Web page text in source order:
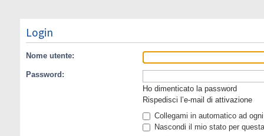
Login
Nome utente:
Password:
Ho dimenticato la password
Rispedisci l’e-mail di attivazione
Collegami in automatico ad
Nascondi il mio stato per